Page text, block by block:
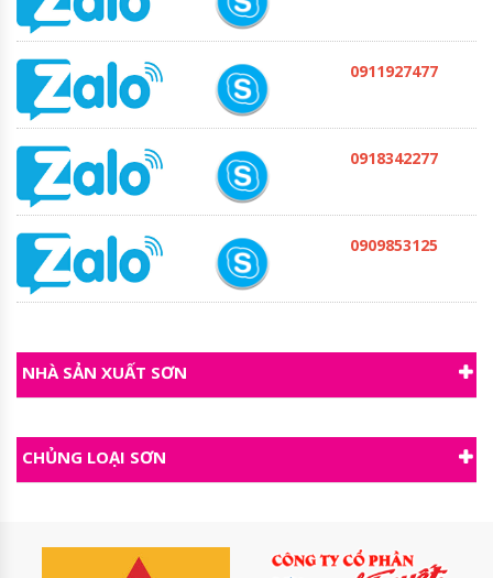
0911927477
0918342277
0909853125
NHÀ SẢN XUẤT SƠN
CHỦNG LOẠI SƠN